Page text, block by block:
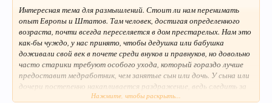
Интересная тема для размышлений. Стоит ли нам перенимать
опыт Европы и Штатов. Там человек, достигая определенного
возраста, почти всегда переселяется в дом престарелых. Нам это
как-бы чуждо, у нас принято, чтобы дедушка или бабушка
доживали свой век в почете среди внуков и правнуков, но довольно
часто старики требуют особого ухода, который гораздо лучше
предоставит медработник, чем занятые сын или дочь. У сына или
дочери постепенно накапливается раздражение, ведь следить за
старым человеком - тяжелая и ??довольно часто грязная работа,
Нажмите, чтобы раскрыть...